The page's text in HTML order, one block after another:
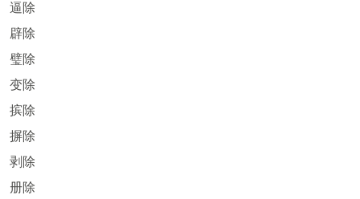
逼除
辟除
璧除
变除
摈除
摒除
剥除
册除